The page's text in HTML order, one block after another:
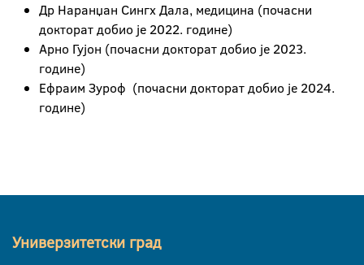
Др Наранџан Сингх Дала, медицина (почасни
докторат добио је 2022. године)
Арно Гујон (почасни докторат добио је 2023.
године)
Ефраим Зуроф (почасни докторат добио је 2024.
године)
Универзитетски град